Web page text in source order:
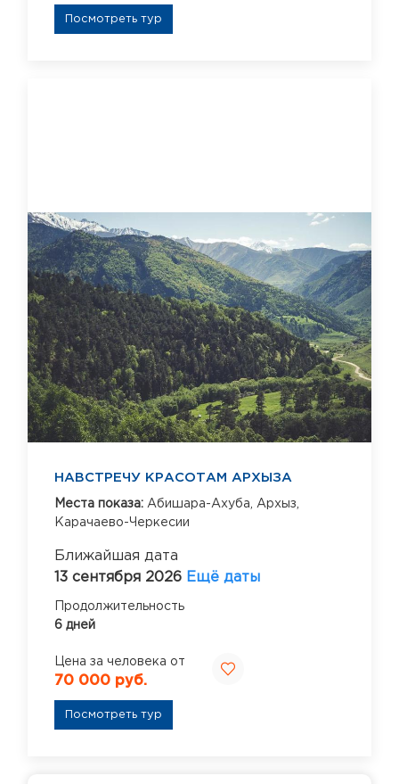
Посмотреть тур
НАВСТРЕЧУ КРАСОТАМ АРХЫЗА
Места показа: Абишара-Ахуба, Архыз,
Карачаево-Черкесии
Ближайшая дата
13 сентября 2026 Ещё даты
Продолжительность
6 дней
Цена за человека от
70 000 руб.
Посмотреть тур